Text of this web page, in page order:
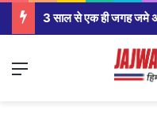
Menu